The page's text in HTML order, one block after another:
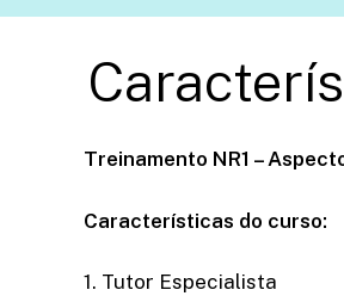
Treinamento NR1 –
Características do curso:
1. Tutor Especialista